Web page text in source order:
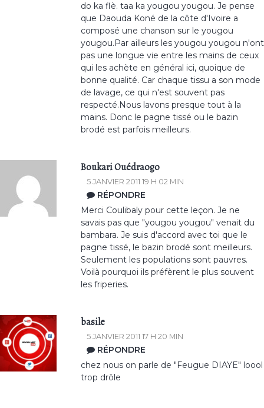
do ka flè. taa ka yougou yougou. Je pense
que Daouda Koné de la côte d'Ivoire a
composé une chanson sur le yougou
yougou.Par ailleurs les yougou yougou n'ont
pas une longue vie entre les mains de ceux
qui les achète en général ici, quoique de
bonne qualité. Car chaque tissu a son mode
de lavage, ce qui n'est souvent pas
respecté.Nous lavons presque tout à la
mains. Donc le pagne tissé ou le bazin
brodé est parfois meilleurs.
Boukari Ouédraogo
5 JANVIER 2011 19 H 02 MIN
RÉPONDRE
Merci Coulibaly pour cette leçon. Je ne
savais pas que "yougou yougou" venait du
bambara. Je suis d'accord avec toi que le
pagne tissé, le bazin brodé sont meilleurs.
Seulement les populations sont pauvres.
Voilà pourquoi ils préfèrent le plus souvent
les friperies.
basile
5 JANVIER 2011 17 H 20 MIN
RÉPONDRE
chez nous on parle de "Feugue DIAYE" loool
trop drôle